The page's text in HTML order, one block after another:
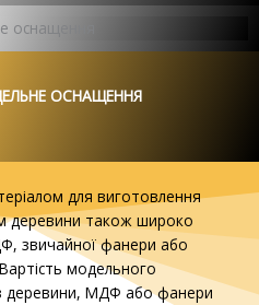
з нами
З НАМИ
оснащення
ОСНАЩЕННЯ
для виготовлення
деревини також широко
звичайної фанери або
модельного
деревини, МДФ або фанери